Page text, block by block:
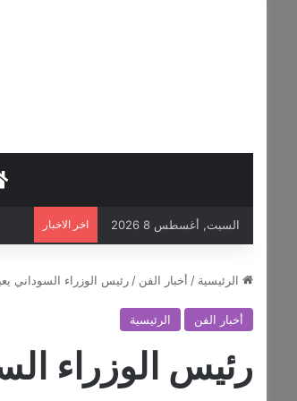
السبت, أغسطس 8 2026 اخر الاخبار
الرئيسية / أخبار الفن / رئيس الوزراء السوداني يعين 5 وزراء
أخبار الفن الرئيسية
رئيس الوزراء السوداني